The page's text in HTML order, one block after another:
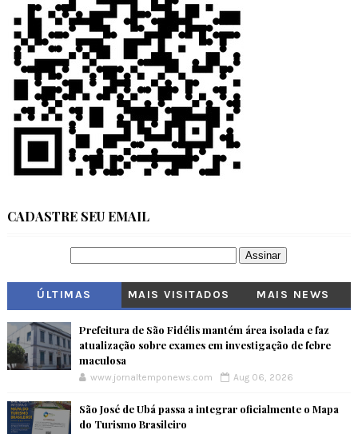
CADASTRE SEU EMAIL
ÚLTIMAS MAIS VISITADOS MAIS NEWS
Prefeitura de São Fidélis mantém área isolada e faz
atualização sobre exames em investigação de febre
maculosa
www.jornaltemponews.com Aug 06, 2026
São José de Ubá passa a integrar oficialmente o Mapa
do Turismo Brasileiro